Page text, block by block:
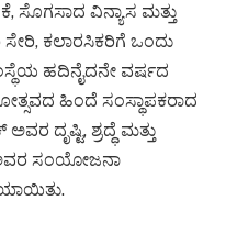
ಸೊಗಸಾದ ವಿನ್ಯಾಸ ಮತ್ತು
ಸೇರಿ, ಕಲಾರಸಿಕರಿಗೆ ಒಂದು
ಹದಿನೈದನೇ ವರ್ಷದ
ಹಿಂದೆ ಸಂಸ್ಥಾಪಕರಾದ
ದೃಷ್ಟಿ, ಶ್ರದ್ಧೆ ಮತ್ತು
ಅವರ ಸಂಯೋಜನಾ